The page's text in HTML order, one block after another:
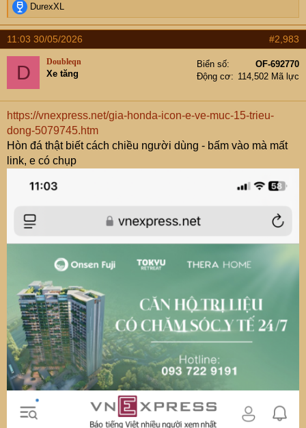
R
e
a
c
t
n
s
:
DurexXL
11:03 30/05/2026 #2,983
D Doubleqn
Xe tăng
Biển số
OF-692770
Động cơ
114,502 Mã lực
https://vnexpress.net/gia-honda-icon-e-ve-muc-15-trieu-
dong-5079745.htm
Hòn đá thật biết cách chiều người dùng - bấm vào mà mất
link, e có chụp